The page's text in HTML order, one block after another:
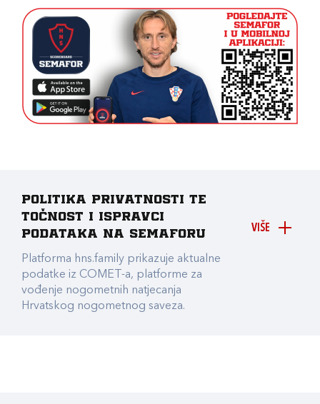
VIŠE
Politika privatnosti te
točnost i ispravci
podataka na Semaforu
Platforma hns.family prikazuje aktualne
podatke iz COMET-a, platforme za
vođenje nogometnih natjecanja
Hrvatskog nogometnog saveza.